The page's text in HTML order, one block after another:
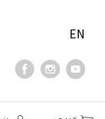
EN